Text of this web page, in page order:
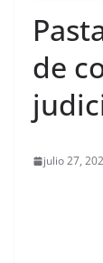
de
julio 27,